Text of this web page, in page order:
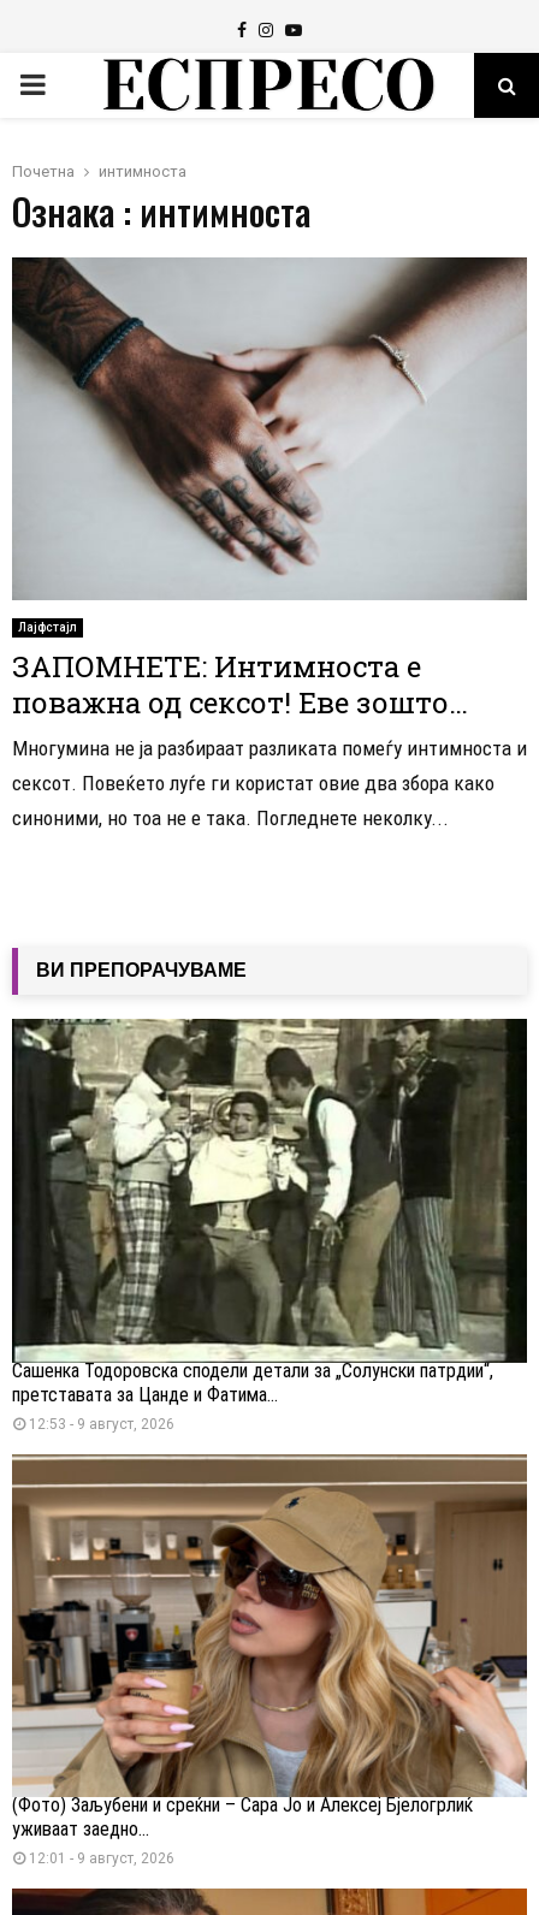
Facebook
Instagram
Youtube
PRIMARY
Почетна интимноста
Ознака : интимноста
Лајфстајл
ЗАПОМНЕТЕ: Интимноста е
поважна од сексот! Еве зошто…
Многумина не ја разбираат разликата помеѓу интимноста и
сексот. Повеќето луѓе ги користат овие два збора како
синоними, но тоа не е така. Погледнете неколку...
ВИ ПРЕПОРАЧУВАМЕ
Сашенка Тодоровска сподели детали за „Солунски патрдии“,
претставата за Цанде и Фатима...
12:53 - 9 август, 2026
(Фото) Заљубени и среќни – Сара Јо и Алексеј Бјелогрлиќ
уживаат заедно...
12:01 - 9 август, 2026